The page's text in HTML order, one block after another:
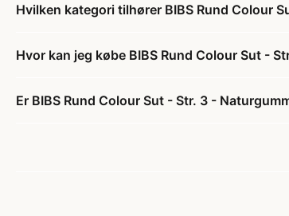
Hvilken kategori tilhører BIBS Rund Colour
Hvor kan jeg købe BIBS Rund Colour Sut -
Er BIBS Rund Colour Sut - Str. 3 -